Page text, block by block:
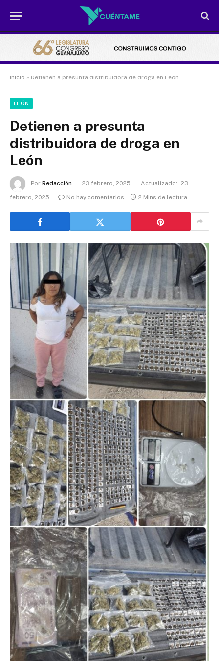
Inicio » Detienen a presunta distribuidora de droga en León
LEÓN
Detienen a presunta
distribuidora de droga en
León
Por Redacción 23 febrero, 2025 Actualizado: 23
febrero, 2025
No hay comentarios 2 Mins de lectura